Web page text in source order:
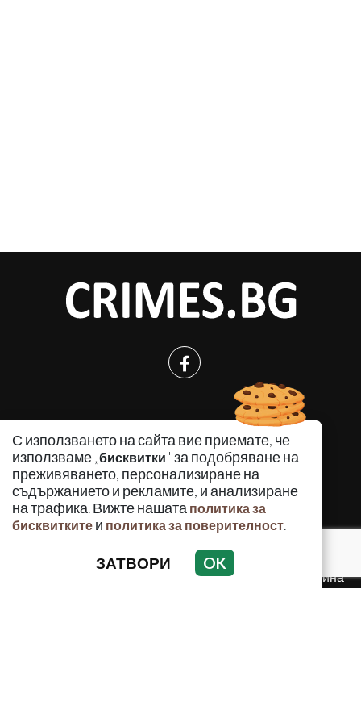
С използването на сайта вие приемате, че
използваме „бисквитки" за подобряване на
преживяването, персонализиране на
съдържанието и рекламите, и анализиране
на трафика. Вижте нашата политика за
бисквитките и политика за поверителност.
ЗАТВОРИ OK
КРИМИНАЛНО
ИНЦИДЕНТИ
АНАЛИЗИ
ПО СВЕТА
ВОДЕЩИ ТЕМИ
Използването и публикуването на част или цялото
съдържание на Crimes.BG без разрешение на Медийна